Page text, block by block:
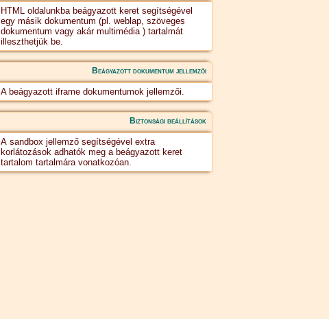
HTML oldalunkba beágyazott keret segítségével
egy másik dokumentum (pl. weblap, szöveges
dokumentum vagy akár multimédia ) tartalmát
illeszthetjük be.
Beágyazott dokumentum jellemzői
A beágyazott iframe dokumentumok jellemzői.
Biztonsági beállítások
A sandbox jellemző segítségével extra
korlátozások adhatók meg a beágyazott keret
tartalom tartalmára vonatkozóan.